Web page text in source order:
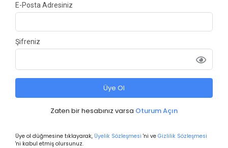
E-Posta Adresiniz
Şifreniz
Üye Ol
Zaten bir hesabınız varsa Oturum Açın
Üye ol düğmesine tıklayarak, Üyelik Sözleşmesi 'ni ve Gizlilik Sözleşmesi
'ni kabul etmiş olursunuz.